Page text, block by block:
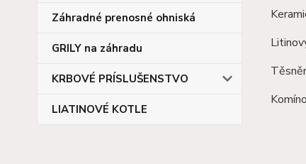
Záhradné prenosné ohniská
GRILY na záhradu
KRBOVÉ PRÍSLUŠENSTVO
LIATINOVÉ KOTLE